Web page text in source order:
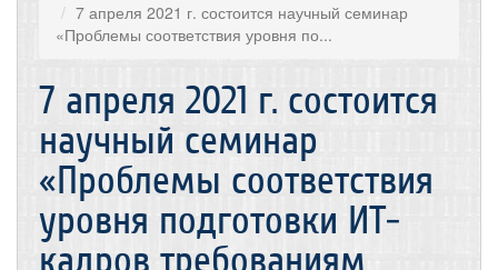
7 апреля 2021 г. состоится научный семинар
«Проблемы соответствия уровня по...
7 апреля 2021 г. состоится
научный семинар
«Проблемы соответствия
уровня подготовки ИТ-
кадров требованиям